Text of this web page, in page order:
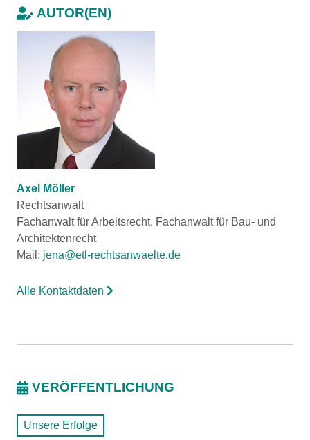
AUTOR(EN)
Axel Möller
Rechtsanwalt
Fachanwalt für Arbeitsrecht, Fachanwalt für Bau- und
Architektenrecht
Mail: jena@etl-rechtsanwaelte.de
Alle Kontaktdaten
VERÖFFENTLICHUNG
Unsere Erfolge